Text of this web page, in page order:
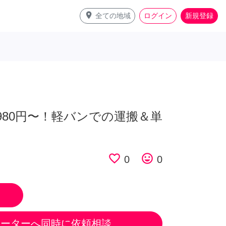
place 全ての地域 ログイン 新規登録
円〜！軽バンでの運搬＆単
favorite_border 0 tag_faces 0
ターへ同時に依頼相談